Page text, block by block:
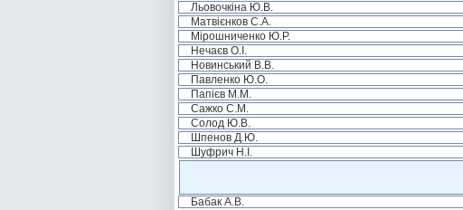
Льовочкіна Ю.В.
Матвієнков С.А.
Мірошниченко Ю.Р.
Нечаєв О.І.
Новинський В.В.
Павленко Ю.О.
Папієв М.М.
Сажко С.М.
Солод Ю.В.
Шпенов Д.Ю.
Шуфрич Н.І.
Бабак А.В.